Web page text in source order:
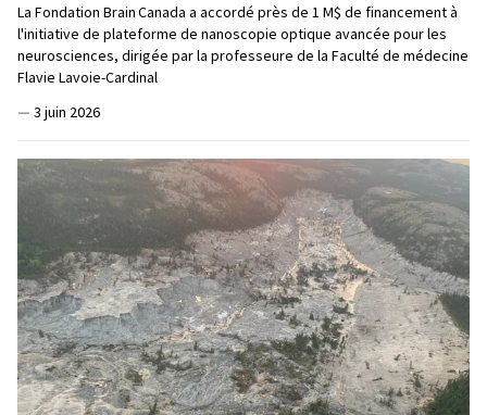
La Fondation Brain Canada a accordé près de 1 M$ de financement à
l'initiative de plateforme de nanoscopie optique avancée pour les
neurosciences, dirigée par la professeure de la Faculté de médecine
Flavie Lavoie-Cardinal
— 3 juin 2026